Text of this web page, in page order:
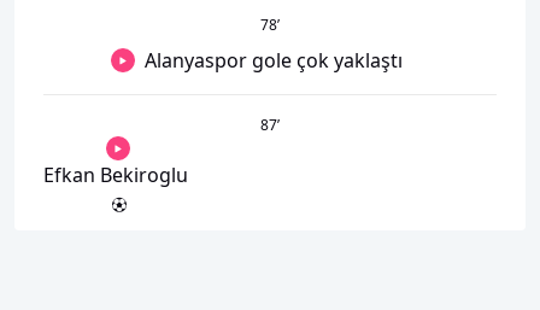
78’
Alanyaspor gole çok yaklaştı
87’
Efkan Bekiroglu